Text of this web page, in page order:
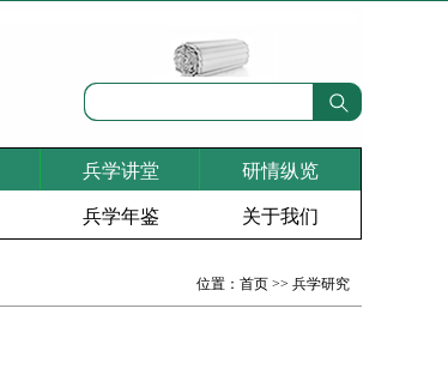
兵学讲堂 研情纵览
兵学年鉴 关于我们
位置： 首页 >> 兵学研究